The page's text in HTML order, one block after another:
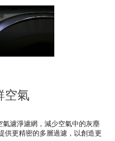
空氣
濾淨濾網，減少空氣中的灰塵
供更精密的多層過濾，以創造更